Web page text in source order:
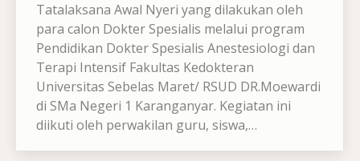
Tatalaksana Awal Nyeri yang dilakukan oleh
para calon Dokter Spesialis melalui program
Pendidikan Dokter Spesialis Anestesiologi dan
Terapi Intensif Fakultas Kedokteran
Universitas Sebelas Maret/ RSUD DR.Moewardi
di SMa Negeri 1 Karanganyar. Kegiatan ini
diikuti oleh perwakilan guru, siswa,…